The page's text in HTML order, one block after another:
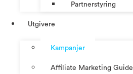
Partnerstyring
Utgivere
Kampanjer
Affiliate Marketing Guide